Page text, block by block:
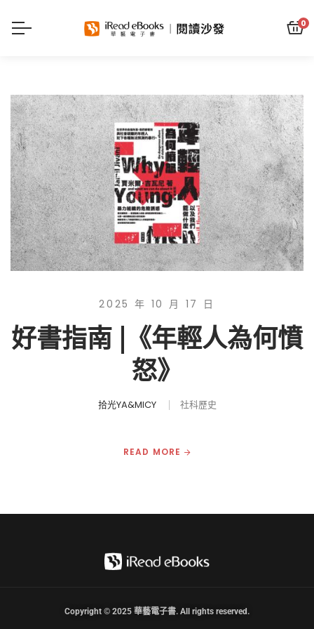
0
2025 年 10 月 17 日
好書指南 |《年輕人為何憤
怒》
拾光YA&MICY 社科歷史
READ MORE
Copyright © 2025 華藝電子書. All rights reserved.